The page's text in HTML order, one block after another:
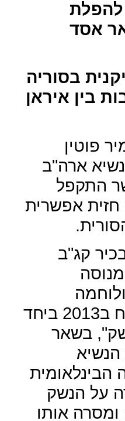
להפלת
אסד
בסוריה
בין איראן
פוטין
ארה"ב
התקפל
חזית אפשרית
קג"ב
פסיכולוגית הצליח ב2013 ביחד
בשאר
הבינלאומית
על הנשק
אותו